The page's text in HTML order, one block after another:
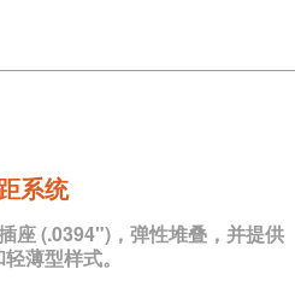
系统
座 (.0394")，弹性堆叠，并提供
薄型样式。